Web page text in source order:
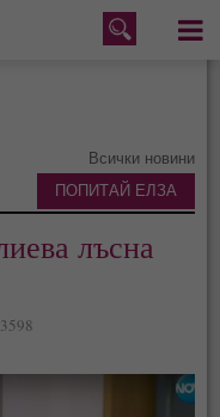
Меню
Всички новини
лъсна
ПОПИТАЙ ЕЛЗА